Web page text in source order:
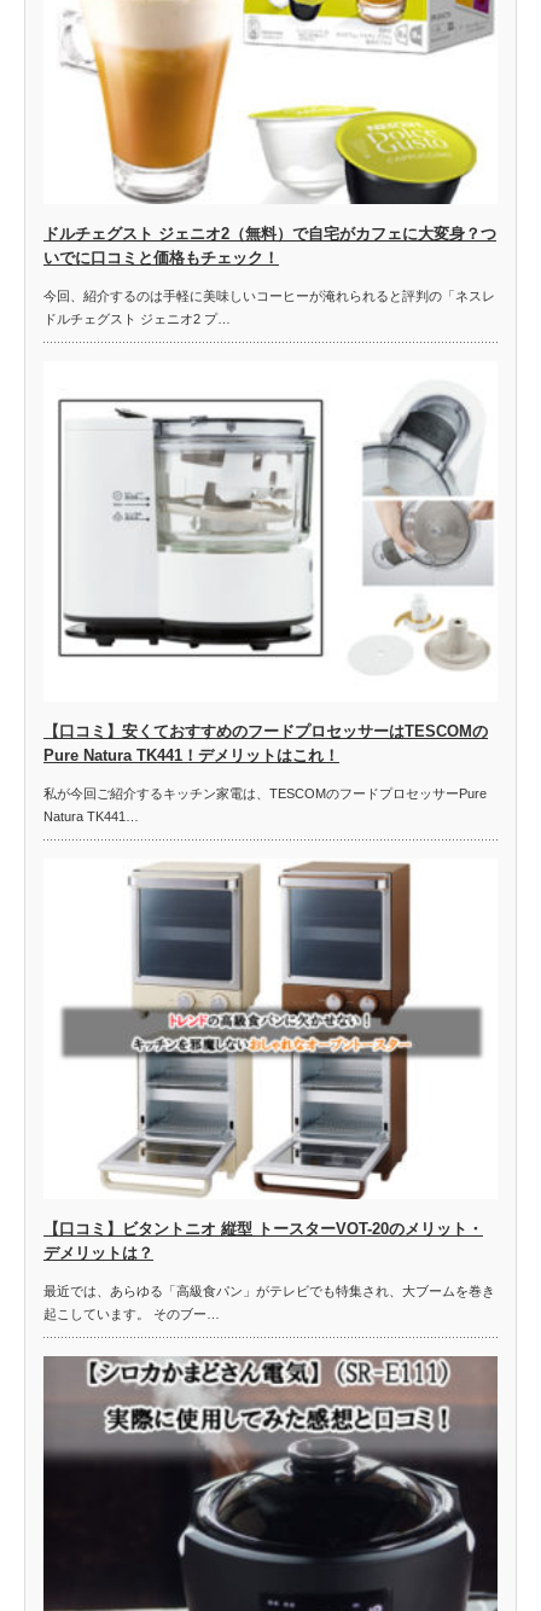
ドルチェグスト ジェニオ2（無料）で自宅がカフェに大変身？つ
いでに口コミと価格もチェック！
今回、紹介するのは手軽に美味しいコーヒーが淹れられると評判の「ネスレ
ドルチェグスト ジェニオ2 プ…
【口コミ】安くておすすめのフードプロセッサーはTESCOMの
Pure Natura TK441！デメリットはこれ！
私が今回ご紹介するキッチン家電は、TESCOMのフードプロセッサーPure
Natura TK441…
【口コミ】ビタントニオ 縦型 トースターVOT-20のメリット・
デメリットは？
最近では、あらゆる「高級食パン」がテレビでも特集され、大ブームを巻き
起こしています。 そのブー…